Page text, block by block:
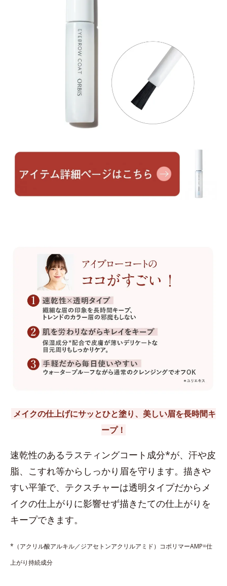
メイクの仕上げにサッとひと塗り、美しい眉を長時間キ
ープ！
速乾性のあるラスティングコート成分*が、汗や皮
脂、こすれ等からしっかり眉を守ります。描きや
すい平筆で、テクスチャーは透明タイプだからメ
イクの仕上がりに影響せず描きたての仕上がりを
キープできます。
*（アクリル酸アルキル／ジアセトンアクリルアミド）コポリマーAMP=仕
上がり持続成分